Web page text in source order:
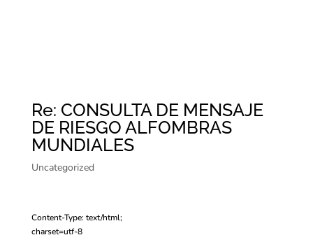
Re: CONSULTA DE MENSAJE
DE RIESGO ALFOMBRAS
MUNDIALES
Uncategorized
Content-Type: text/html;
charset=utf-8